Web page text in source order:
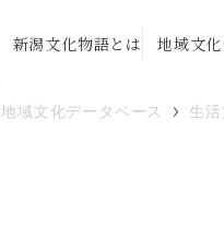
新潟文化物語とは 地域文
地域文化データベース 生